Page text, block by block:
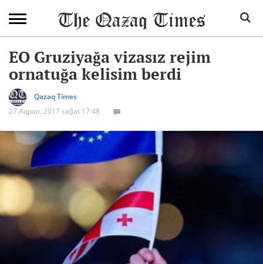
EO Gruziyağa vizasız rejim
ornatuğa kelisim berdi
Qazaq Times
27 Aqpan, 2017 sağat 17:48